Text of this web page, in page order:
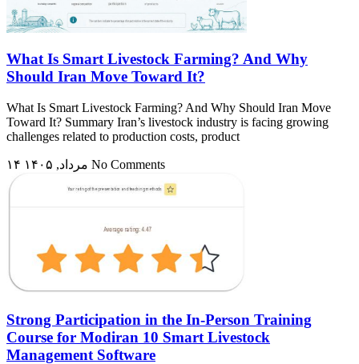
What Is Smart Livestock Farming? And Why
Should Iran Move Toward It?
What Is Smart Livestock Farming? And Why Should Iran Move
Toward It? Summary Iran’s livestock industry is facing growing
challenges related to production costs, product
No Comments
Strong Participation in the In-Person Training
Course for Modiran 10 Smart Livestock
Management Software